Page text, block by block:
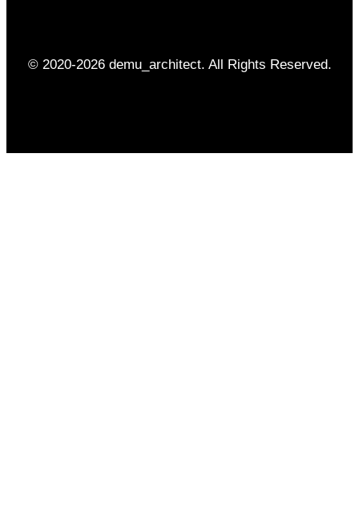
© 2020-2026 demu_architect. All Rights Reserved.